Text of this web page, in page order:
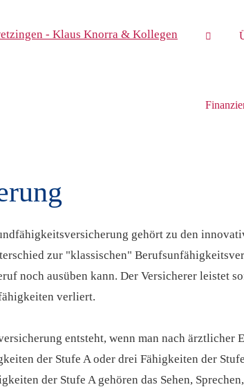
gehört zu den
zur "klassischen"
noch ausüben kann. Der Versicherer leistet
verliert.
entsteht, wenn man nach
der Stufe A oder drei Fähigkeiten der
der Stufe A gehören das Sehen,